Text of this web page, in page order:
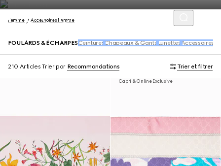
Femme Accessoires Femme
FOULARDS & ÉCHARPES Ceintures Chapeaux & Gants Lunettes Accessoires
210 Articles Trier par Recommandations Trier et filtrer
Capri & Online Exclusive